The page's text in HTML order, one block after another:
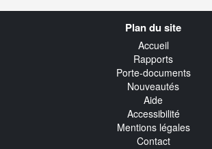
Plan du site
Accueil
Rapports
Porte-documents
Nouveautés
Aide
Accessibilité
Mentions légales
Contact